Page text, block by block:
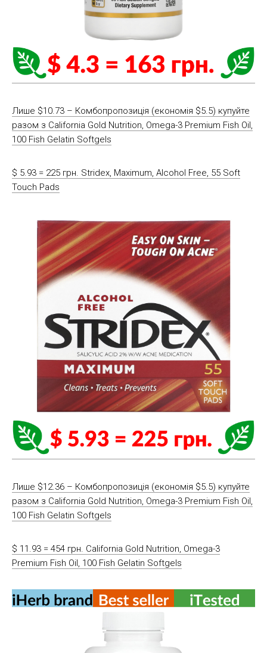
Лише $10.73 – Комбопропозиція (економія $5.5) купуйте
разом з California Gold Nutrition, Omega-3 Premium Fish Oil,
100 Fish Gelatin Softgels
$ 5.93 = 225 грн. Stridex, Maximum, Alcohol Free, 55 Soft
Touch Pads
Лише $12.36 – Комбопропозиція (економія $5.5) купуйте
разом з California Gold Nutrition, Omega-3 Premium Fish Oil,
100 Fish Gelatin Softgels
$ 11.93 = 454 грн. California Gold Nutrition, Omega-3
Premium Fish Oil, 100 Fish Gelatin Softgels